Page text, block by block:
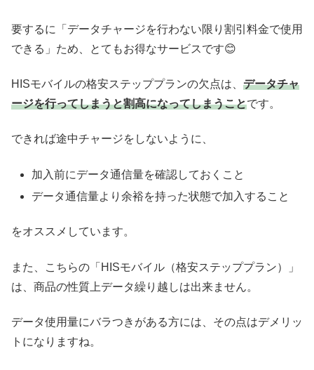
リペアSIM
DTI SIM（1.4ギ
3,190円 3,190円 3,190円
要するに「データチャージを行わない限り割引料金で使用
できる」ため、とてもお得なサービスです😊
HISモバイルの格安ステッププランの欠点は、 データチャ
ージを行ってしまうと割高になってしまうことです。
できれば途中チャージをしないように、
加入前にデータ通信量を確認しておくこと
データ通信量より余裕を持った状態で加入すること
をオススメしています。
また、こちらの「HISモバイル（格安ステッププラン）」
は、商品の性質上データ繰り越しは出来ません。
データ使用量にバラつきがある方には、その点はデメリッ
トになりますね。